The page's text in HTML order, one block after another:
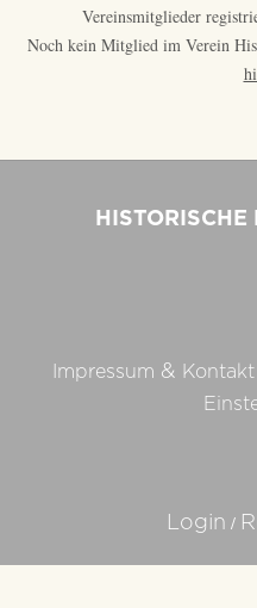
Vereinsmitglieder
Noch kein Mitglied im Verein
HISTORISCHE
Impressum & Kontakt
Login /